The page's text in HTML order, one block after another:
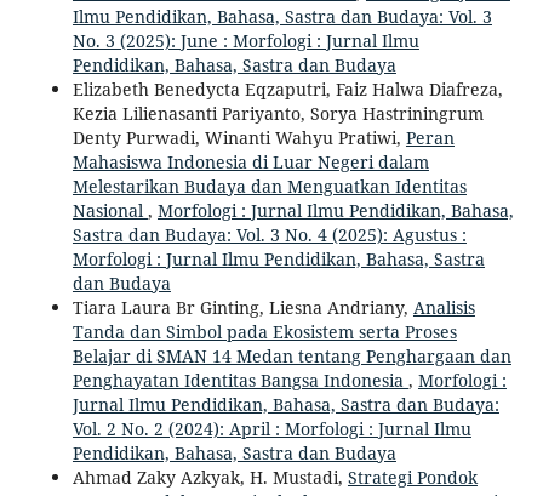
Ilmu Pendidikan, Bahasa, Sastra dan Budaya: Vol. 3
No. 3 (2025): June : Morfologi : Jurnal Ilmu
Pendidikan, Bahasa, Sastra dan Budaya
Elizabeth Benedycta Eqzaputri, Faiz Halwa Diafreza,
Kezia Lilienasanti Pariyanto, Sorya Hastriningrum
Denty Purwadi, Winanti Wahyu Pratiwi, Peran
Mahasiswa Indonesia di Luar Negeri dalam
Melestarikan Budaya dan Menguatkan Identitas
Nasional , Morfologi : Jurnal Ilmu Pendidikan, Bahasa,
Sastra dan Budaya: Vol. 3 No. 4 (2025): Agustus :
Morfologi : Jurnal Ilmu Pendidikan, Bahasa, Sastra
dan Budaya
Tiara Laura Br Ginting, Liesna Andriany, Analisis
Tanda dan Simbol pada Ekosistem serta Proses
Belajar di SMAN 14 Medan tentang Penghargaan dan
Penghayatan Identitas Bangsa Indonesia , Morfologi :
Jurnal Ilmu Pendidikan, Bahasa, Sastra dan Budaya:
Vol. 2 No. 2 (2024): April : Morfologi : Jurnal Ilmu
Pendidikan, Bahasa, Sastra dan Budaya
Ahmad Zaky Azkyak, H. Mustadi, Strategi Pondok